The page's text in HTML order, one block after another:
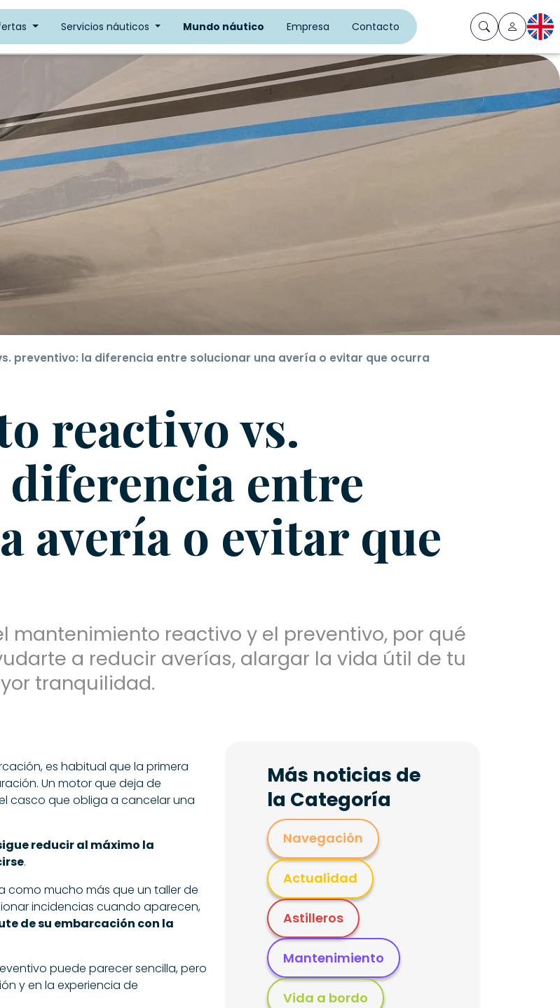
Servicios náuticos Mundo náutico Empresa Contacto EN
preventivo: la diferencia entre solucionar una avería o evitar que ocurra
reactivo vs.
entre
avería o evitar que
mantenimiento reactivo y el preventivo, por qué
a reducir averías, alargar la vida útil de tu
tranquilidad.
es habitual que la primera
Un motor que deja de
casco que obliga a cancelar una
reducir al máximo la
.
como mucho más que un taller de
incidencias cuando aparecen,
de su embarcación con la
puede parecer sencilla, pero
y en la experiencia de
Más noticias de
la Categoría
Navegación
Actualidad
Astilleros
Mantenimiento
Vida a bordo